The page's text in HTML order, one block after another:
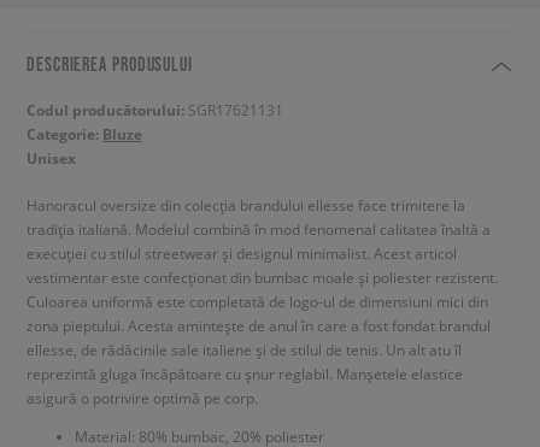
DESCRIEREA PRODUSULUI
Codul producătorului: SGR17621131
Categorie: Bluze
Unisex
Hanoracul oversize din colecția brandului ellesse face trimitere la
tradiția italiană. Modelul combină în mod fenomenal calitatea înaltă a
execuției cu stilul streetwear și designul minimalist. Acest articol
vestimentar este confecționat din bumbac moale și poliester rezistent.
Culoarea uniformă este completată de logo-ul de dimensiuni mici din
zona pieptului. Acesta amintește de anul în care a fost fondat brandul
ellesse, de rădăcinile sale italiene și de stilul de tenis. Un alt atu îl
reprezintă gluga încăpătoare cu șnur reglabil. Manșetele elastice
asigură o potrivire optimă pe corp.
Material: 80% bumbac, 20% poliester